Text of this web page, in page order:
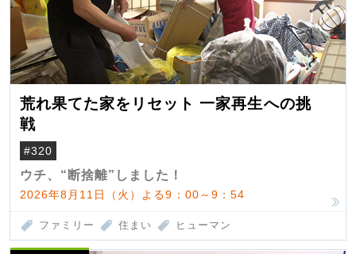
荒れ果てた家をリセット 一家再生への挑
戦
#320
ウチ、“断捨離”しました！
2026年8月11日（火）よる9：00～9：54
ファミリー 住まい ヒューマン